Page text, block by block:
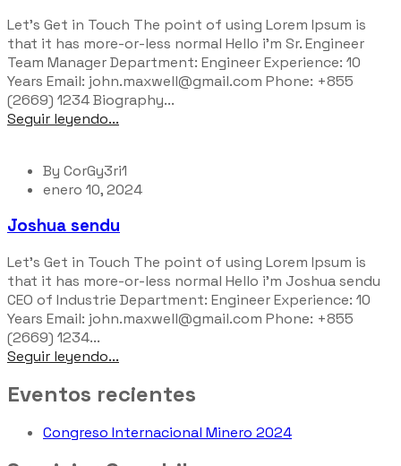
Let’s Get in Touch The point of using Lorem Ipsum is
that it has more-or-less normal Hello i'm Sr. Engineer
Team Manager Department: Engineer Experience: 10
Years Email: john.maxwell@gmail.com Phone: +855
(2669) 1234 Biography...
Seguir leyendo...
By CorGy3ri1
enero 10, 2024
Joshua sendu
Let’s Get in Touch The point of using Lorem Ipsum is
that it has more-or-less normal Hello i'm Joshua sendu
CEO of Industrie Department: Engineer Experience: 10
Years Email: john.maxwell@gmail.com Phone: +855
(2669) 1234...
Seguir leyendo...
Eventos recientes
Congreso Internacional Minero 2024